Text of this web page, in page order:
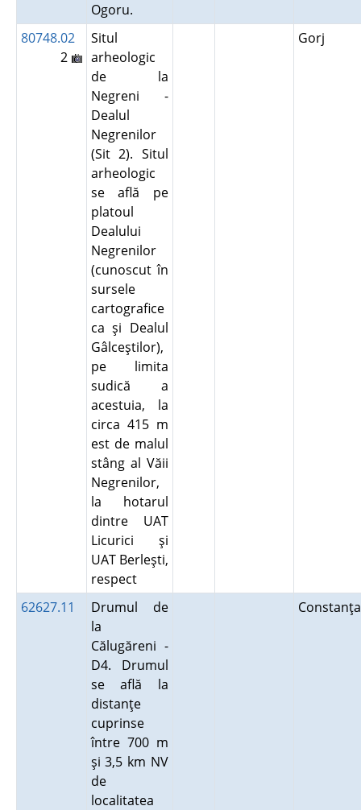
Ogoru.
80748.02
2
Situl
arheologic
de la
Negreni -
Dealul
Negrenilor
(Sit 2). Situl
arheologic
se află pe
platoul
Dealului
Negrenilor
(cunoscut în
sursele
cartografice
ca şi Dealul
Gâlceştilor),
pe limita
sudică a
acestuia, la
circa 415 m
est de malul
stâng al Văii
Negrenilor,
la hotarul
dintre UAT
Licurici şi
UAT Berleşti,
respect
Gorj
62627.11
Drumul de
la
Călugăreni -
D4. Drumul
se află la
distanţe
cuprinse
între 700 m
şi 3,5 km NV
de
localitatea
Constanţa